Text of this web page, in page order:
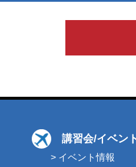
講習会/イベン
> イベント情報